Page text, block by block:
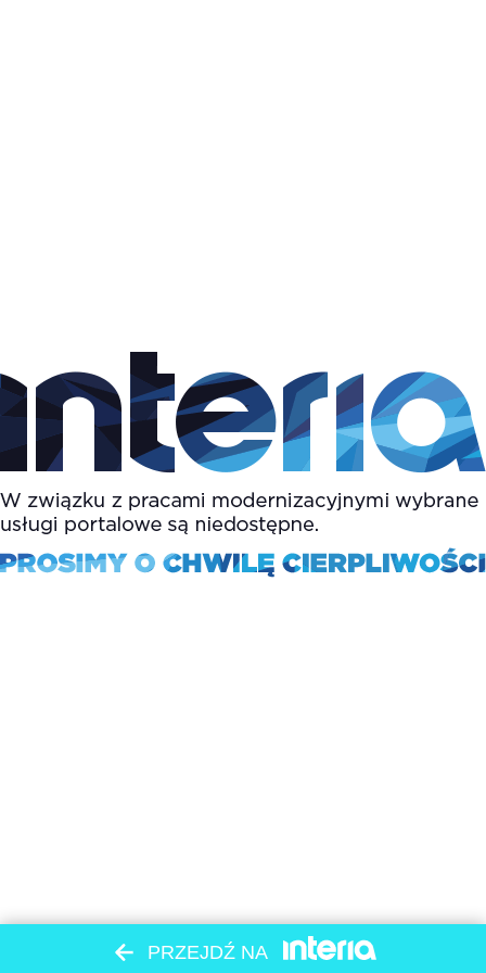
PRZEJDŹ NA